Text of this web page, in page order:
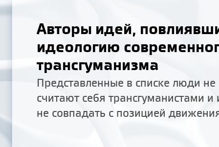
Авторы идей,
идеологию
трансгуманизма
Представленные в списке люди не
считают себя трансгуманистами и
не совпадать с позицией